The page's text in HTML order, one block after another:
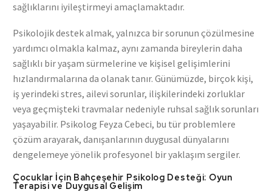
sağlıklarını iyileştirmeyi amaçlamaktadır.
Psikolojik destek almak, yalnızca bir sorunun çözülmesine
yardımcı olmakla kalmaz, aynı zamanda bireylerin daha
sağlıklı bir yaşam sürmelerine ve kişisel gelişimlerini
hızlandırmalarına da olanak tanır. Günümüzde, birçok kişi,
iş yerindeki stres, ailevi sorunlar, ilişkilerindeki zorluklar
veya geçmişteki travmalar nedeniyle ruhsal sağlık sorunları
yaşayabilir. Psikolog Feyza Cebeci, bu tür problemlere
çözüm arayarak, danışanlarının duygusal dünyalarını
dengelemeye yönelik profesyonel bir yaklaşım sergiler.
Çocuklar İçin Bahçeşehir Psikolog Desteği: Oyun
Terapisi ve Duygusal Gelişim